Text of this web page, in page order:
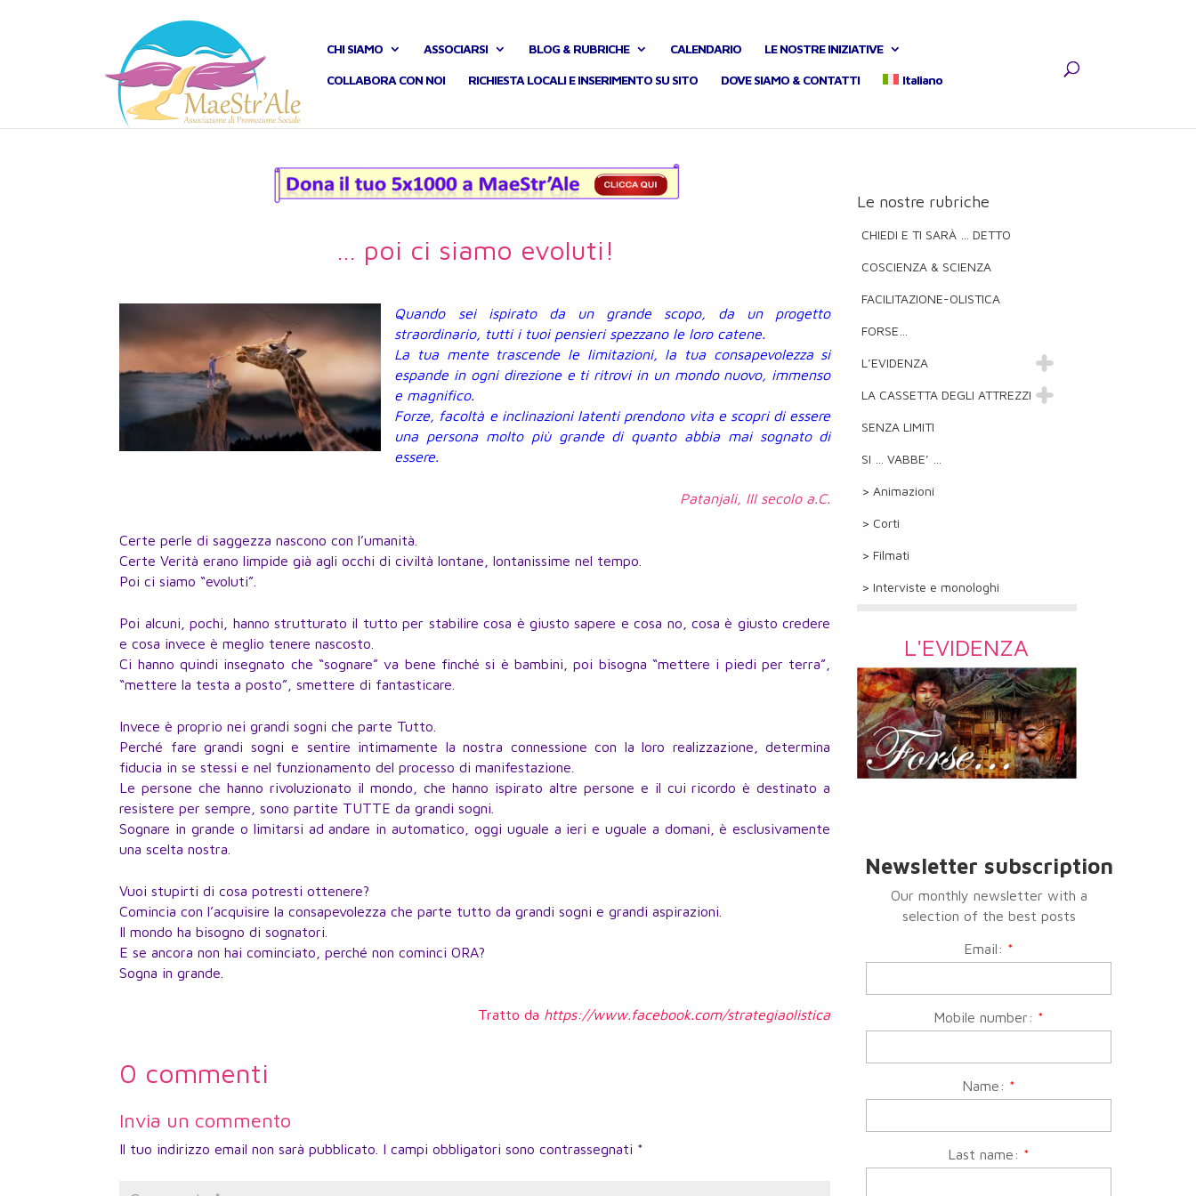
CHI SIAMO ASSOCIARSI BLOG & RUBRICHE CALENDARIO LE NOSTRE INIZIATIVE
COLLABORA CON NOI RICHIESTA LOCALI E INSERIMENTO SU SITO DOVE SIAMO & CONTATTI Italiano
… poi ci siamo evoluti!
Quando sei ispirato da un grande scopo, da un progetto
straordinario, tutti i tuoi pensieri spezzano le loro catene.
La tua mente trascende le limitazioni, la tua consapevolezza si
espande in ogni direzione e ti ritrovi in un mondo nuovo, immenso
e magnifico.
Forze, facoltà e inclinazioni latenti prendono vita e scopri di essere
una persona molto più grande di quanto abbia mai sognato di
essere.
Patanjali, III secolo a.C.
Certe perle di saggezza nascono con l’umanità.
Certe Verità erano limpide già agli occhi di civiltà lontane, lontanissime nel tempo.
Poi ci siamo “evoluti”.
Poi alcuni, pochi, hanno strutturato il tutto per stabilire cosa è giusto sapere e cosa no, cosa è giusto credere
e cosa invece è meglio tenere nascosto.
Ci hanno quindi insegnato che “sognare” va bene finché si è bambini, poi bisogna “mettere i piedi per terra”,
“mettere la testa a posto”, smettere di fantasticare.
Invece è proprio nei grandi sogni che parte Tutto.
Perché fare grandi sogni e sentire intimamente la nostra connessione con la loro realizzazione, determina
fiducia in se stessi e nel funzionamento del processo di manifestazione.
Le persone che hanno rivoluzionato il mondo, che hanno ispirato altre persone e il cui ricordo è destinato a
resistere per sempre, sono partite TUTTE da grandi sogni.
Sognare in grande o limitarsi ad andare in automatico, oggi uguale a ieri e uguale a domani, è esclusivamente
una scelta nostra.
Vuoi stupirti di cosa potresti ottenere?
Comincia con l’acquisire la consapevolezza che parte tutto da grandi sogni e grandi aspirazioni.
Il mondo ha bisogno di sognatori.
E se ancora non hai cominciato, perché non cominci ORA?
Sogna in grande.
Tratto da https://www.facebook.com/strategiaolistica
0 commenti
Invia un commento
Il tuo indirizzo email non sarà pubblicato. I campi obbligatori sono contrassegnati *
Le nostre rubriche
CHIEDI E TI SARÀ … DETTO
COSCIENZA & SCIENZA
FACILITAZIONE-OLISTICA
FORSE…
L’EVIDENZA
LA CASSETTA DEGLI ATTREZZI
SENZA LIMITI
SI … VABBE’ …
> Animazioni
> Corti
> Filmati
> Interviste e monologhi
L'EVIDENZA
Newsletter subscription
Our monthly newsletter with a
selection of the best posts
Email: *
Mobile number: *
Name: *
Last name: *